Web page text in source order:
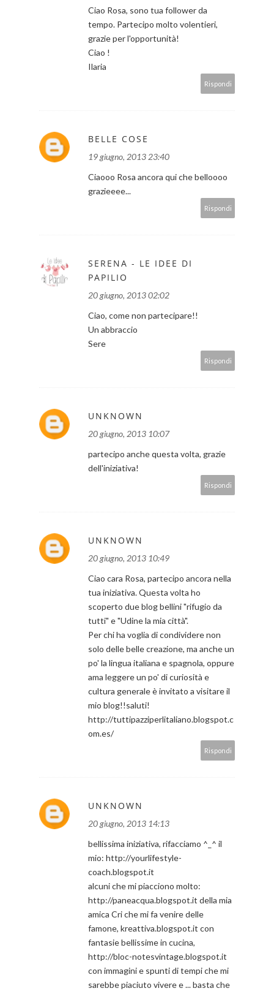
Ciao Rosa, sono tua follower da
tempo. Partecipo molto volentieri,
grazie per l'opportunità!
Ciao !
Ilaria
Rispondi
BELLE COSE
19 giugno, 2013 23:40
Ciaooo Rosa ancora qui che belloooo
grazieeee...
Rispondi
SERENA - LE IDEE DI
PAPILIO
20 giugno, 2013 02:02
Ciao, come non partecipare!!
Un abbraccio
Sere
Rispondi
UNKNOWN
20 giugno, 2013 10:07
partecipo anche questa volta, grazie
dell'iniziativa!
Rispondi
UNKNOWN
20 giugno, 2013 10:49
Ciao cara Rosa, partecipo ancora nella
tua iniziativa. Questa volta ho
scoperto due blog bellini "rifugio da
tutti" e "Udine la mia città".
Per chi ha voglia di condividere non
solo delle belle creazione, ma anche un
po' la lingua italiana e spagnola, oppure
ama leggere un po' di curiosità e
cultura generale è invitato a visitare il
mio blog!!saluti!
http://tuttipazziperlitaliano.blogspot.c
om.es/
Rispondi
UNKNOWN
20 giugno, 2013 14:13
bellissima iniziativa, rifacciamo ^_^ il
mio: http://yourlifestyle-
coach.blogspot.it
alcuni che mi piacciono molto:
http://paneacqua.blogspot.it della mia
amica Cri che mi fa venire delle
famone, kreattiva.blogspot.it con
fantasie bellissime in cucina,
http://bloc-notesvintage.blogspot.it
con immagini e spunti di tempi che mi
sarebbe piaciuto vivere e ... basta che